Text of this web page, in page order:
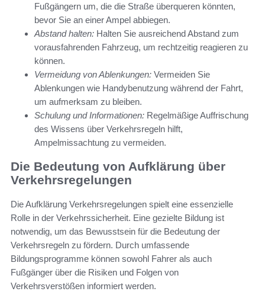
Fußgängern um, die die Straße überqueren könnten,
bevor Sie an einer Ampel abbiegen.
Abstand halten: Halten Sie ausreichend Abstand zum
vorausfahrenden Fahrzeug, um rechtzeitig reagieren zu
können.
Vermeidung von Ablenkungen: Vermeiden Sie
Ablenkungen wie Handybenutzung während der Fahrt,
um aufmerksam zu bleiben.
Schulung und Informationen: Regelmäßige Auffrischung
des Wissens über Verkehrsregeln hilft,
Ampelmissachtung zu vermeiden.
Die Bedeutung von Aufklärung über
Verkehrsregelungen
Die Aufklärung Verkehrsregelungen spielt eine essenzielle
Rolle in der Verkehrssicherheit. Eine gezielte Bildung ist
notwendig, um das Bewusstsein für die Bedeutung der
Verkehrsregeln zu fördern. Durch umfassende
Bildungsprogramme können sowohl Fahrer als auch
Fußgänger über die Risiken und Folgen von
Verkehrsverstößen informiert werden.